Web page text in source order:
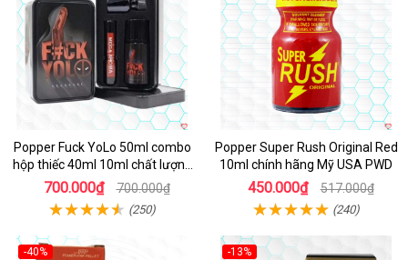
Popper Fuck YoLo 50ml combo
hộp thiếc 40ml 10ml chất lượng
tốt
700.000₫ 700.000₫
(250)
Popper Super Rush Original Red
10ml chính hãng Mỹ USA PWD
450.000₫ 517.000₫
(240)
-40%
-13%